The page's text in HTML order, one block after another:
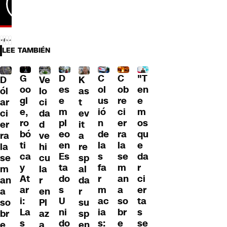
LEE TAMBIÉN
D
ól
ar
ci
er
ra
la
se
m
an
a
so
br
G
oo
gl
e,
ro
bó
ti
ca
y
At
ar
i:
La
s
Ve
lo
ci
da
d
ve
hi
cu
la
r
en
Pl
az
D
es
e
m
pl
eo
en
Es
ta
do
s
U
ni
do
K
as
t
ev
it
a
re
sp
al
da
r
su
sp
C
ol
us
ió
n
de
la
s
fa
r
m
ac
ia
s:
C
ob
re
ci
er
ra
la
se
m
an
a
so
br
e
"T
en
e
m
os
qu
e
da
r
ci
er
ta
s
se